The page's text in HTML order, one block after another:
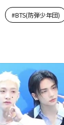
#BTS(防弾少年団)